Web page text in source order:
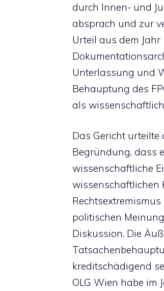
durch Innen- und
absprach und zur
Urteil aus dem
Unterlassung und
Behauptung des
als
Das Gericht urteilte
Begründung, dass
wissenschaftliche
wissenschaftlichen
politischen
Diskussion. Die
kreditschädigend
OLG Wien habe im